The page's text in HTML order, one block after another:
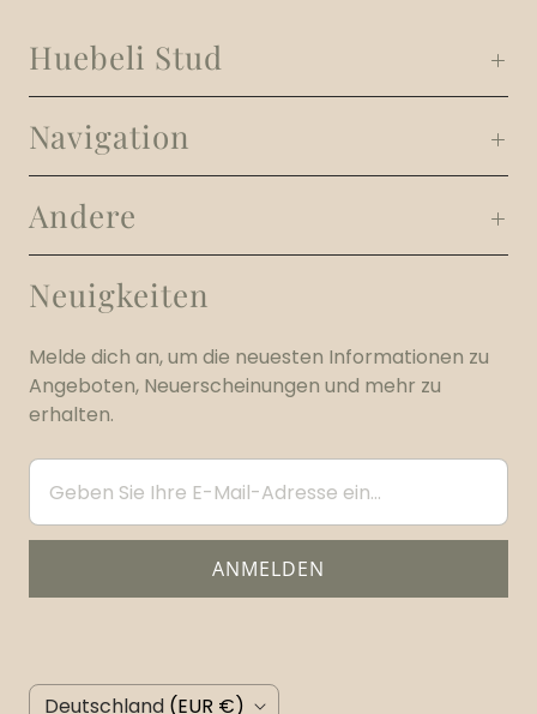
Huebeli Stud
Navigation
Andere
Neuigkeiten
Melde dich an, um die neuesten Informationen zu
Angeboten, Neuerscheinungen und mehr zu
erhalten.
LDeutschland (EUR €)